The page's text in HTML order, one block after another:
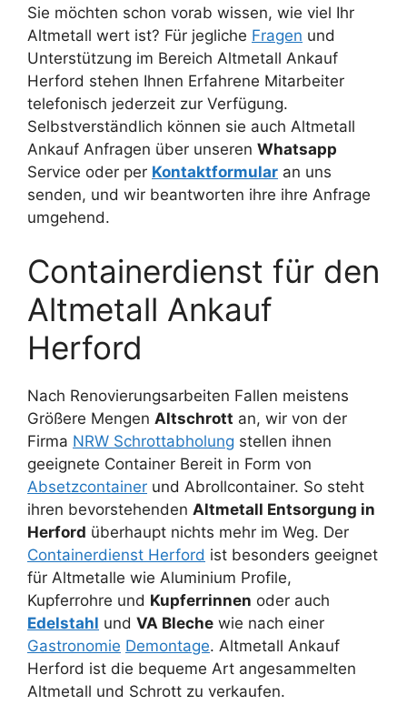
Sie möchten schon vorab wissen, wie viel Ihr
Altmetall wert ist? Für jegliche Fragen und
Unterstützung im Bereich Altmetall Ankauf
Herford stehen Ihnen Erfahrene Mitarbeiter
telefonisch jederzeit zur Verfügung.
Selbstverständlich können sie auch Altmetall
Ankauf Anfragen über unseren Whatsapp
Service oder per Kontaktformular an uns
senden, und wir beantworten ihre ihre Anfrage
umgehend.
Containerdienst für den
Altmetall Ankauf
Herford
Nach Renovierungsarbeiten Fallen meistens
Größere Mengen Altschrott an, wir von der
Firma NRW Schrottabholung stellen ihnen
geeignete Container Bereit in Form von
Absetzcontainer und Abrollcontainer. So steht
ihren bevorstehenden Altmetall Entsorgung in
Herford überhaupt nichts mehr im Weg. Der
Containerdienst Herford ist besonders geeignet
für Altmetalle wie Aluminium Profile,
Kupferrohre und Kupferrinnen oder auch
Edelstahl und VA Bleche wie nach einer
Gastronomie Demontage. Altmetall Ankauf
Herford ist die bequeme Art angesammelten
Altmetall und Schrott zu verkaufen.